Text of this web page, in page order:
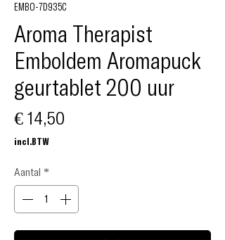
EMBO-7D935C
Aroma Therapist
Emboldem Aromapuck
geurtablet 200 uur
€ 14,50
incl.BTW
Aantal *